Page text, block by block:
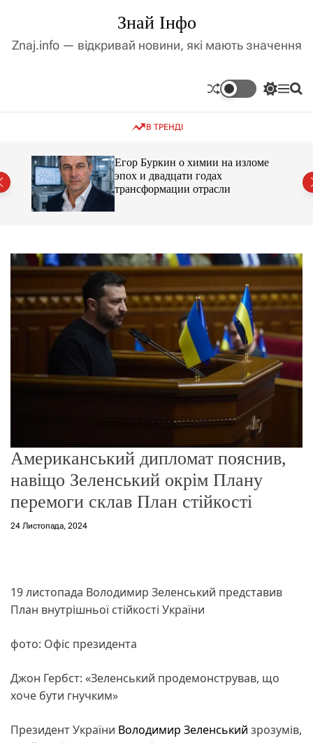
д
і
с
Знай Інфо
Znaj.info — відкривай новини, які мають значення
П
к
р
о
в
о
г
о
р
е
ж
и
м
М П
В ТРЕНДІ
Егор Буркин о химии на изломе
эпох и двадцати годах
трансформации отрасли
Американський дипломат пояснив,
навіщо Зеленський окрім Плану
перемоги склав План стійкості
24 Листопада, 2024
19 листопада Володимир Зеленський представив
План внутрішньої стійкості України
фото: Офіс президента
Джон Гербст: «Зеленський продемонстрував, що
хоче бути гнучким»
Президент України Володимир Зеленський зрозумів,